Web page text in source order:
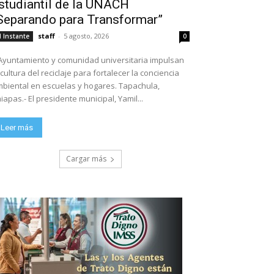
de la UNACH
para Transformar”
Instante staff - 5 agosto, 2026 0
y comunidad universitaria impulsan
del reciclaje para fortalecer la conciencia
en escuelas y hogares. Tapachula,
El presidente municipal, Yamil...
Leer más
Cargar más